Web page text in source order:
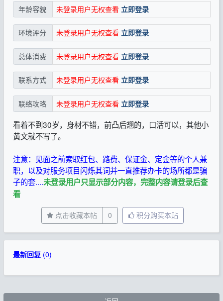
年龄容貌 未登录用户无权查看 立即登录
环境评分 未登录用户无权查看 立即登录
总体消费 未登录用户无权查看 立即登录
联系方式 未登录用户无权查看 立即登录
联络攻略 未登录用户无权查看 立即登录
看着不到30岁，身材不错，前凸后翘的，口活可以，其他小
黄文就不写了。
注意：见面之前索取红包、路费、保证金、定金等的个人兼
职，以及对服务项目闪烁其词并一直推荐办卡的场所都是骗
子的套....未登录用户只显示部分内容，完整内容请登录后查
看
点击收藏本帖 0 积分购买本贴
最新回复(0)